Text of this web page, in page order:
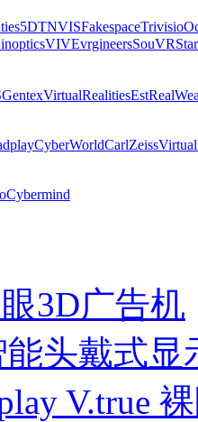
5DTNVISFakespaceTrivisio
VIVEvrgineersSouVR
GentexVirtualRealitiesEst
CyberWorldCarlZeiss
Cybermind
3D广告机
头戴式显
V.true